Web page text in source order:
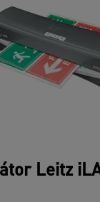
Leitz